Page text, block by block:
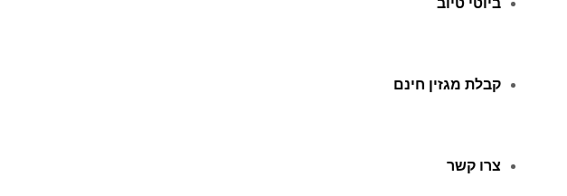
ביוטי טיוב
קבלת מגזין חינם
צרו קשר